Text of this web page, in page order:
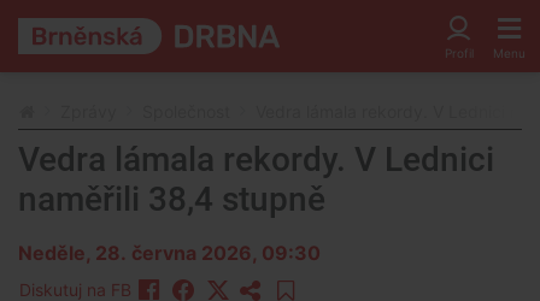
Vedra lámala rekordy. V Lednici
naměřili 38,4 stupně
Neděle, 28. června 2026, 09:30
Diskutuj na FB